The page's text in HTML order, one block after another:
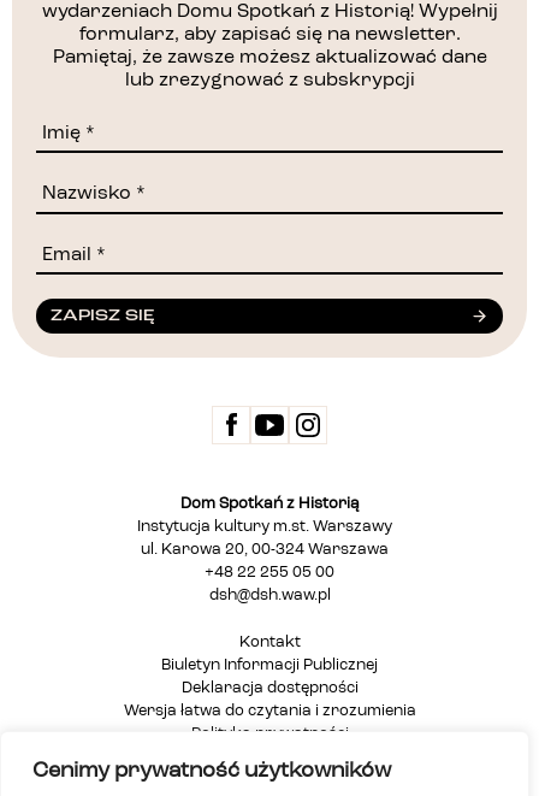
Cenimy prywatność użytkowników
wydarzeniach Domu Spotkań z Historią! Wypełnij
formularz, aby zapisać się na newsletter.
Pamiętaj, że zawsze możesz aktualizować dane
lub zrezygnować z subskrypcji
ZAPISZ SIĘ
Dom Spotkań z Historią
Instytucja kultury m.st. Warszawy
ul. Karowa 20, 00-324 Warszawa
+48 22 255 05 00
dsh@dsh.waw.pl
Kontakt
Biuletyn Informacji Publicznej
Deklaracja dostępności
Wersja łatwa do czytania i zrozumienia
Polityka prywatności
Mapa strony